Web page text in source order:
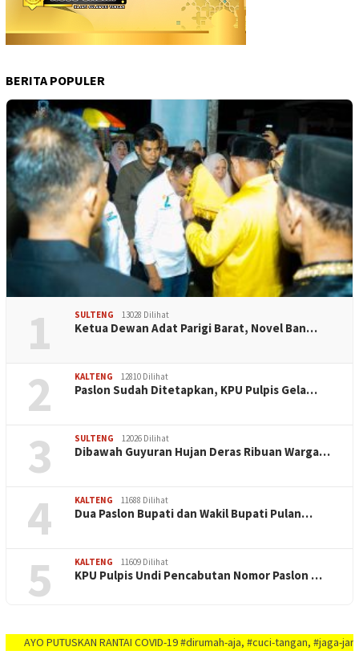
BERITA POPULER
1 SULTENG 13028 Dilihat
Ketua Dewan Adat Parigi Barat, Novel Ban…
2 KALTENG 12810 Dilihat
Paslon Sudah Ditetapkan, KPU Pulpis Gela…
3 SULTENG 12026 Dilihat
Dibawah Guyuran Hujan Deras Ribuan Warga…
4 KALTENG 11688 Dilihat
Dua Paslon Bupati dan Wakil Bupati Pulan…
5 KALTENG 11609 Dilihat
KPU Pulpis Undi Pencabutan Nomor Paslon …
PUTUSKAN RANTAI COVID-19 #dirumah-aja, #cuci-tangan, #jaga-jarak,